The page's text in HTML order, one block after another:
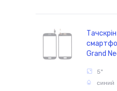
Grand
5"
синий